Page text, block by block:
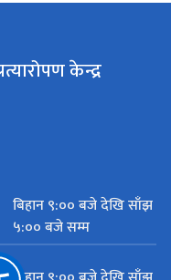
केन्द्र
बिहान ९:०० बजे देखि साँझ
५:०० बजे सम्म